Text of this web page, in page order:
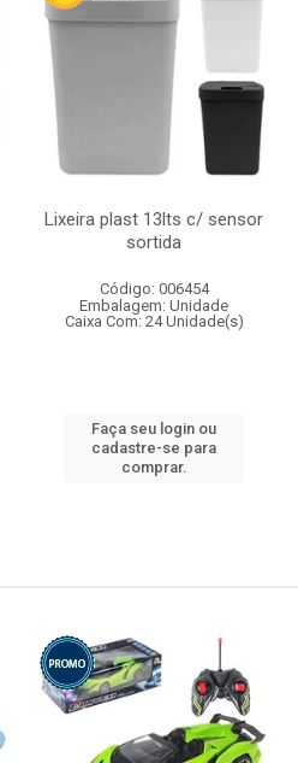
Lixeira plast 13lts c/ sensor
sortida
Código: 006454
Embalagem: Unidade
Caixa Com: 24 Unidade(s)
Faça seu login ou
cadastre-se para
comprar.